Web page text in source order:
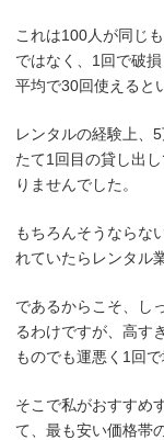
これは100人が同じ
ではなく、1回で破
平均で30回使えると
レンタルの経験上、
たて1回目の貸し出
りませんでした。
もちろんそうならな
れていたらレンタル
であるからこそ、し
るわけですが、高す
ものでも運悪く1回
そこで私がおすすめ
て、最も安い価格帯